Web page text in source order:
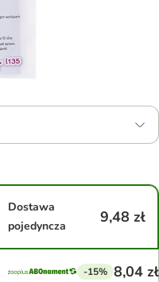
Dostawa
pojedyncza
9,48 zł
-15% 8,04 zł